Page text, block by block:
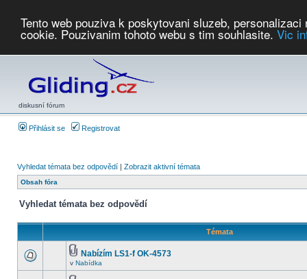
Tento web pouziva k poskytovani sluzeb,
cookie. Pouzivanim tohoto webu s tim souhlasite. Vic
diskusní fórum
Přihlásit se Registrovat
Vyhledat témata bez odpovědí | Zobrazit aktivní témata
Obsah fóra
Vyhledat témata bez odpovědí
Témata
Nabízím LS1-f OK-4573
v Nabídka